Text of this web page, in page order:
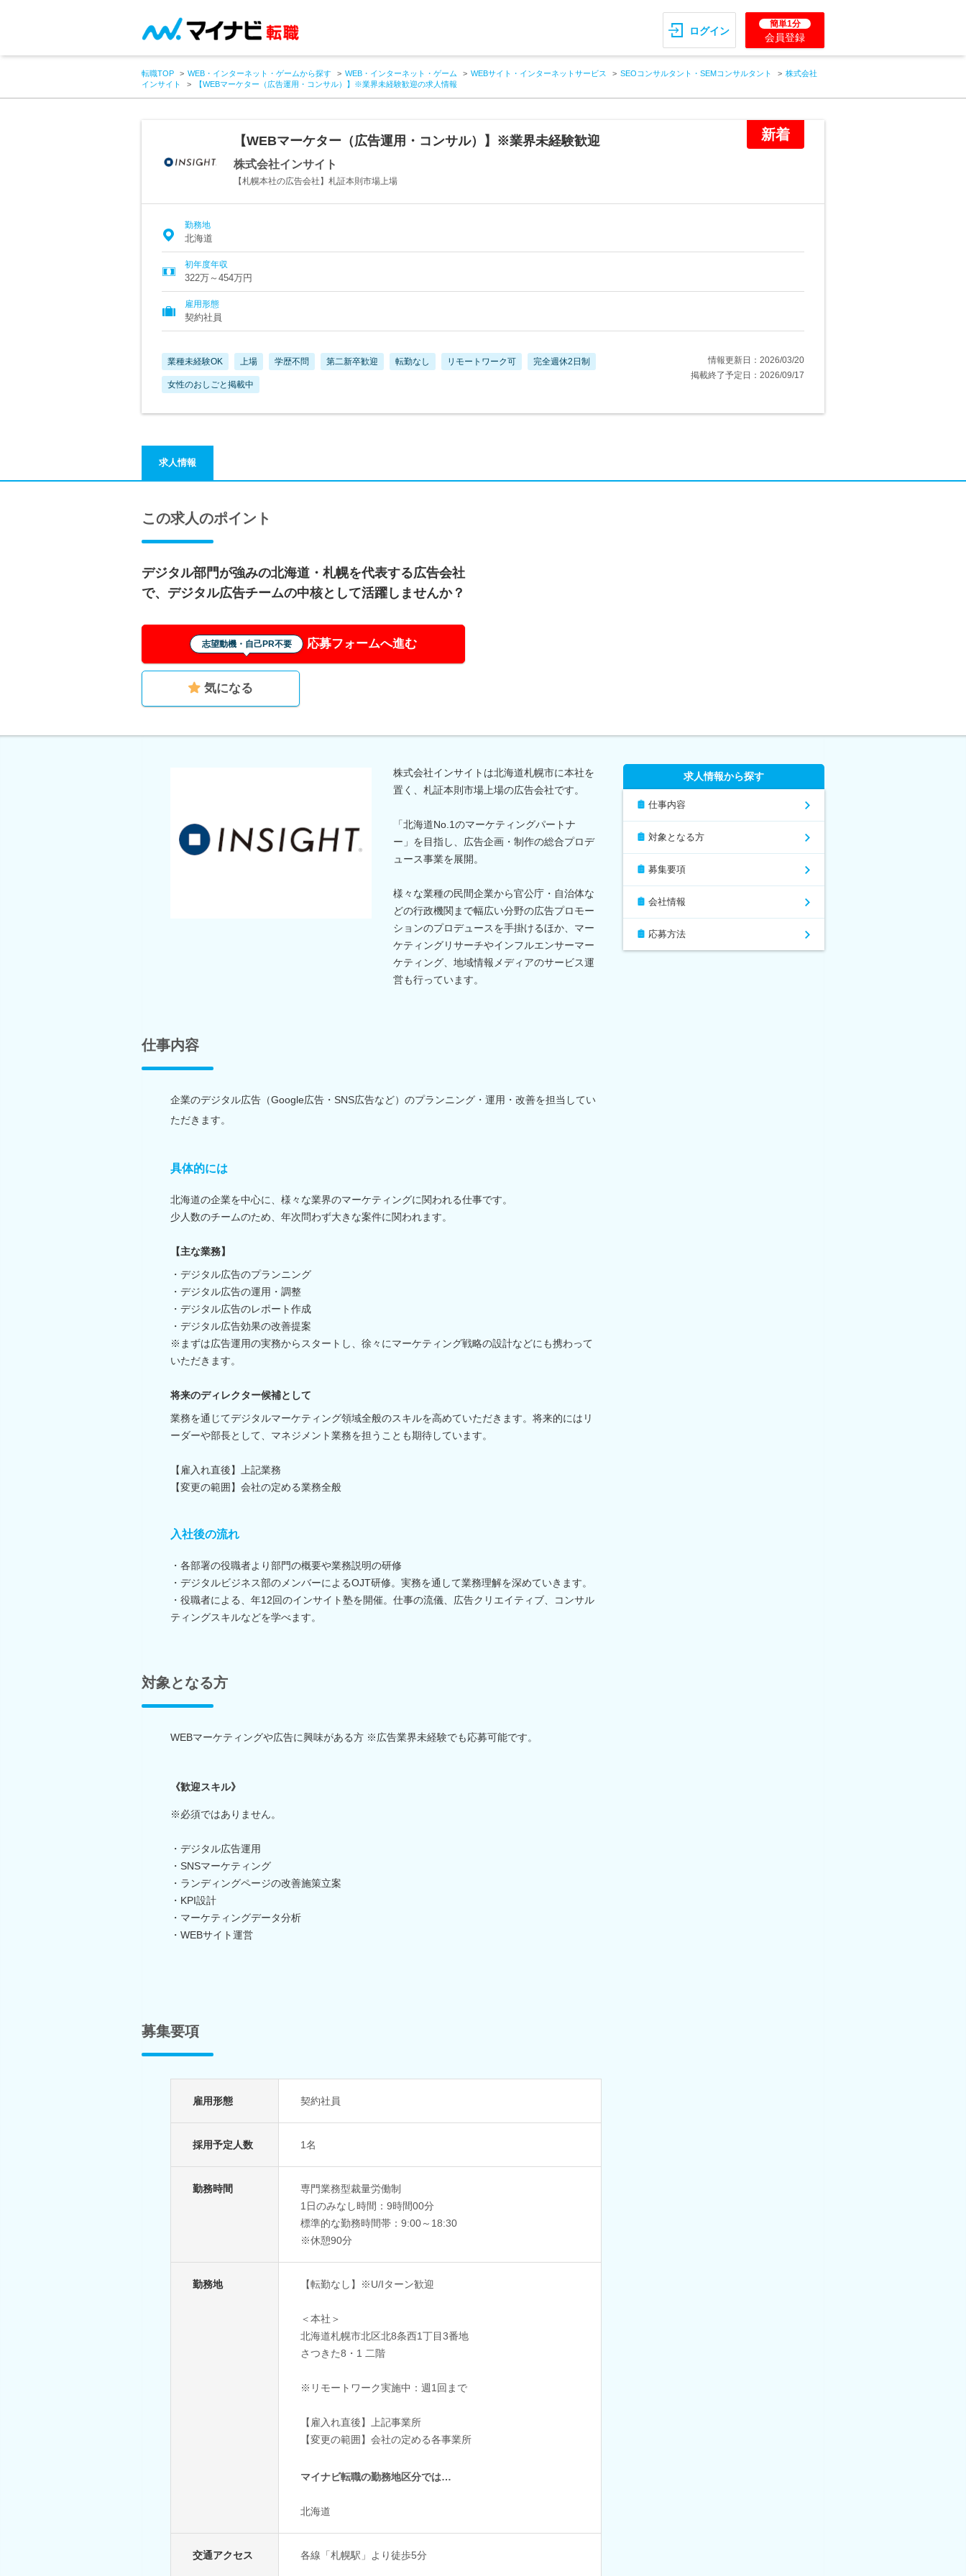
ログイン
簡単1分
会員登録
転職TOP WEB・インターネット・ゲームから探す WEB・インターネット・ゲーム WEBサイト・インターネットサービス SEOコンサルタント・SEMコンサルタント
株式会社
インサイト
【WEBマーケター（広告運用・コンサル）】※業界未経験歓迎の求人情報
新着
【WEBマーケター（広告運用・コンサル）】※業界未経験歓迎
株式会社インサイト
【札幌本社の広告会社】札証本則市場上場
勤務地
北海道
初年度年収
322万～454万円
雇用形態
契約社員
業種未経験OK 上場 学歴不問 第二新卒歓迎 転勤なし リモートワーク可 完全週休2日制
女性のおしごと掲載中
情報更新日：2026/03/20
掲載終了予定日：2026/09/17
求人情報
この求人のポイント
デジタル部門が強みの北海道・札幌を代表する広告会社
で、デジタル広告チームの中核として活躍しませんか？
志望動機・自己PR不要 応募フォームへ進む
気になる
株式会社インサイトは北海道札幌市に本社を
置く、札証本則市場上場の広告会社です。
「北海道No.1のマーケティングパートナ
ー」を目指し、広告企画・制作の総合プロデ
ュース事業を展開。
様々な業種の民間企業から官公庁・自治体な
どの行政機関まで幅広い分野の広告プロモー
ションのプロデュースを手掛けるほか、マー
ケティングリサーチやインフルエンサーマー
ケティング、地域情報メディアのサービス運
営も行っています。
仕事内容
企業のデジタル広告（Google広告・SNS広告など）のプランニング・運用・改善を担当してい
ただきます。
具体的には
北海道の企業を中心に、様々な業界のマーケティングに関われる仕事です。
少人数のチームのため、年次問わず大きな案件に関われます。
【主な業務】
・デジタル広告のプランニング
・デジタル広告の運用・調整
・デジタル広告のレポート作成
・デジタル広告効果の改善提案
※まずは広告運用の実務からスタートし、徐々にマーケティング戦略の設計などにも携わって
いただきます。
将来のディレクター候補として
業務を通じてデジタルマーケティング領域全般のスキルを高めていただきます。将来的にはリ
ーダーや部長として、マネジメント業務を担うことも期待しています。
【雇入れ直後】上記業務
【変更の範囲】会社の定める業務全般
入社後の流れ
・各部署の役職者より部門の概要や業務説明の研修
・デジタルビジネス部のメンバーによるOJT研修。実務を通して業務理解を深めていきます。
・役職者による、年12回のインサイト塾を開催。仕事の流儀、広告クリエイティブ、コンサル
ティングスキルなどを学べます。
対象となる方
WEBマーケティングや広告に興味がある方 ※広告業界未経験でも応募可能です。
《歓迎スキル》
※必須ではありません。
・デジタル広告運用
・SNSマーケティング
・ランディングページの改善施策立案
・KPI設計
・マーケティングデータ分析
・WEBサイト運営
募集要項
雇用形態 契約社員
採用予定人数 1名
勤務時間
専門業務型裁量労働制
1日のみなし時間：9時間00分
標準的な勤務時間帯：9:00～18:30
※休憩90分
勤務地 【転勤なし】※U/Iターン歓迎
＜本社＞
北海道札幌市北区北8条西1丁目3番地
さつきた8・1 二階
※リモートワーク実施中：週1回まで
【雇入れ直後】上記事業所
【変更の範囲】会社の定める各事業所
マイナビ転職の勤務地区分では…
北海道
交通アクセス 各線「札幌駅」より徒歩5分
求人情報から探す
仕事内容
対象となる方
募集要項
会社情報
応募方法